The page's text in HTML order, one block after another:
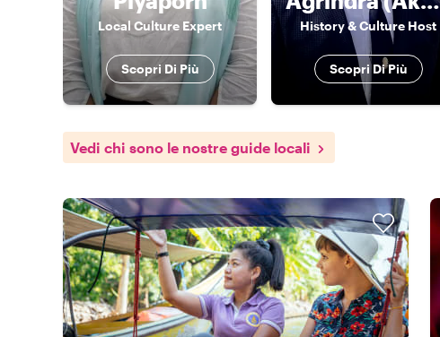
Local Culture Expert
Scopri Di Più
History & Culture Host
Scopri Di Più
Vedi chi sono le nostre guide locali